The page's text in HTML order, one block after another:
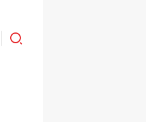
Logg